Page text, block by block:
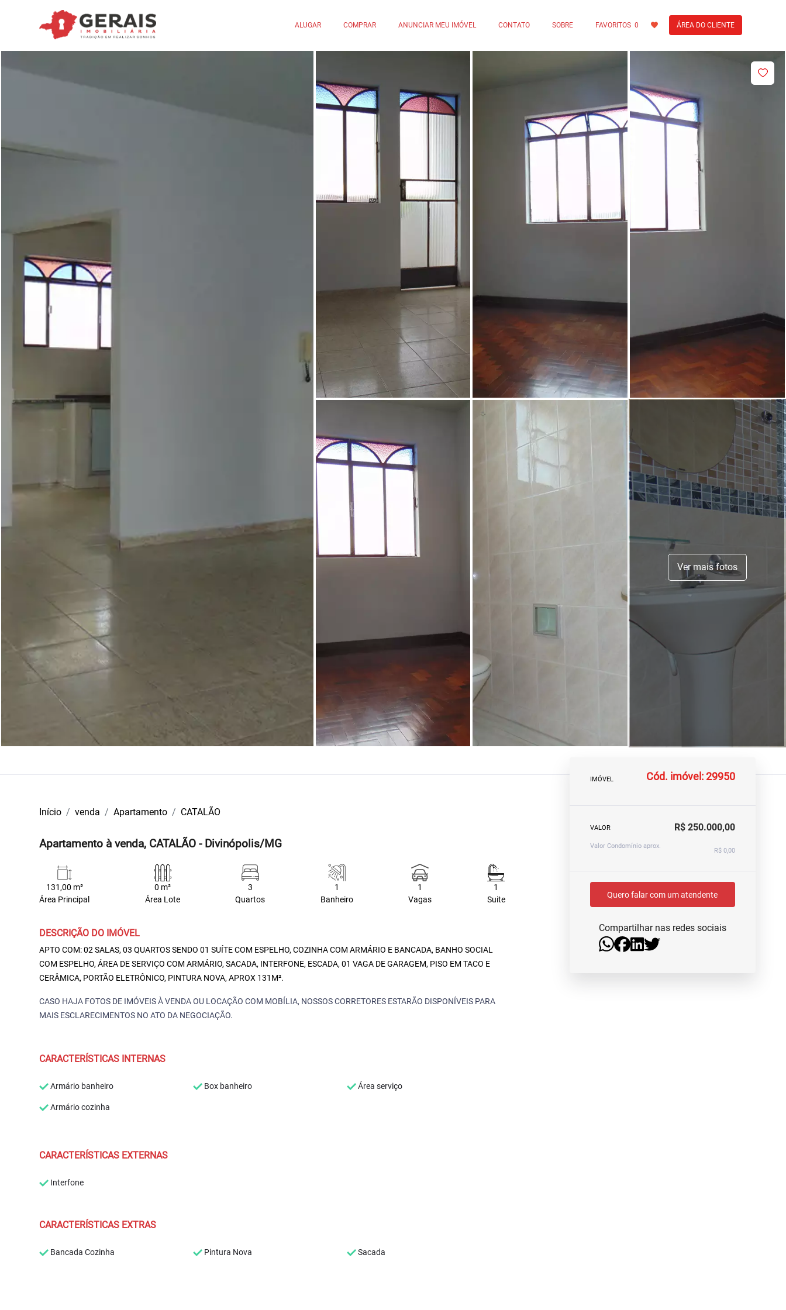
ALUGAR COMPRAR ANUNCIAR MEU IMÓVEL CONTATO SOBRE FAVORITOS 0 ÁREA DO CLIENTE
Ver mais fotos
Início venda Apartamento CATALÃO
Apartamento à venda, CATALÃO - Divinópolis/MG
131,00 m²
Área Principal
0 m²
Área Lote
3
Quartos
1
Banheiro
1
Vagas
1
Suite
DESCRIÇÃO DO IMÓVEL
APTO COM: 02 SALAS, 03 QUARTOS SENDO 01 SUÍTE COM ESPELHO, COZINHA COM ARMÁRIO E BANCADA, BANHO SOCIAL
COM ESPELHO, ÁREA DE SERVIÇO COM ARMÁRIO, SACADA, INTERFONE, ESCADA, 01 VAGA DE GARAGEM, PISO EM TACO E
CERÂMICA, PORTÃO ELETRÔNICO, PINTURA NOVA, APROX 131M².
CASO HAJA FOTOS DE IMÓVEIS À VENDA OU LOCAÇÃO COM MOBÍLIA, NOSSOS CORRETORES ESTARÃO DISPONÍVEIS PARA
MAIS ESCLARECIMENTOS NO ATO DA NEGOCIAÇÃO.
CARACTERÍSTICAS INTERNAS
Armário banheiro Box banheiro Área serviço
Armário cozinha
CARACTERÍSTICAS EXTERNAS
Interfone
CARACTERÍSTICAS EXTRAS
Bancada Cozinha Pintura Nova Sacada
IMÓVEL Cód. imóvel: 29950
VALOR R$ 250.000,00
Valor Condomínio aprox.
R$ 0,00
Quero falar com um atendente
Compartilhar nas redes sociais